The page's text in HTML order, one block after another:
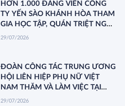
HƠN 1.000 ĐẢNG VIÊN CÔNG
TY YẾN SÀO KHÁNH HÒA THAM
GIA HỌC TẬP, QUÁN TRIỆT NGHỊ
QUYẾT HỘI NGHỊ TRUNG ƯƠNG
29/07/2026
ĐOÀN CÔNG TÁC TRUNG ƯƠNG
HỘI LIÊN HIỆP PHỤ NỮ VIỆT
NAM THĂM VÀ LÀM VIỆC TẠI
YẾN SÀO KHÁNH HÒA
29/07/2026